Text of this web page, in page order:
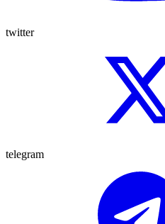
twitter
telegram